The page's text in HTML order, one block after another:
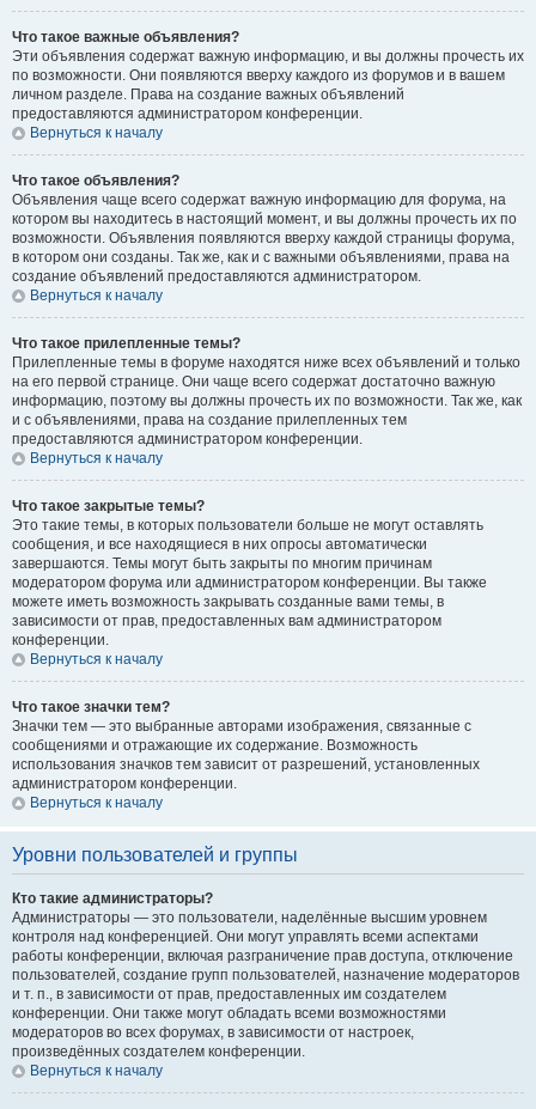
Что такое важные объявления?
Эти объявления содержат важную информацию, и вы должны прочесть их
по возможности. Они появляются вверху каждого из форумов и в вашем
личном разделе. Права на создание важных объявлений
предоставляются администратором конференции.
Вернуться к началу
Что такое объявления?
Объявления чаще всего содержат важную информацию для форума, на
котором вы находитесь в настоящий момент, и вы должны прочесть их по
возможности. Объявления появляются вверху каждой страницы форума,
в котором они созданы. Так же, как и с важными объявлениями, права на
создание объявлений предоставляются администратором.
Вернуться к началу
Что такое прилепленные темы?
Прилепленные темы в форуме находятся ниже всех объявлений и только
на его первой странице. Они чаще всего содержат достаточно важную
информацию, поэтому вы должны прочесть их по возможности. Так же, как
и с объявлениями, права на создание прилепленных тем
предоставляются администратором конференции.
Вернуться к началу
Что такое закрытые темы?
Это такие темы, в которых пользователи больше не могут оставлять
сообщения, и все находящиеся в них опросы автоматически
завершаются. Темы могут быть закрыты по многим причинам
модератором форума или администратором конференции. Вы также
можете иметь возможность закрывать созданные вами темы, в
зависимости от прав, предоставленных вам администратором
конференции.
Вернуться к началу
Что такое значки тем?
Значки тем — это выбранные авторами изображения, связанные с
сообщениями и отражающие их содержание. Возможность
использования значков тем зависит от разрешений, установленных
администратором конференции.
Вернуться к началу
Уровни пользователей и группы
Кто такие администраторы?
Администраторы — это пользователи, наделённые высшим уровнем
контроля над конференцией. Они могут управлять всеми аспектами
работы конференции, включая разграничение прав доступа, отключение
пользователей, создание групп пользователей, назначение модераторов
и т. п., в зависимости от прав, предоставленных им создателем
конференции. Они также могут обладать всеми возможностями
модераторов во всех форумах, в зависимости от настроек,
произведённых создателем конференции.
Вернуться к началу